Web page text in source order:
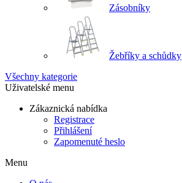
Zásobníky
Žebříky a schůdky
Všechny kategorie
Uživatelské menu
Zákaznická nabídka
Registrace
Přihlášení
Zapomenuté heslo
Menu